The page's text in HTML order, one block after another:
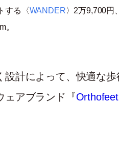
する〈WANDER〉2万9,700円
。
計によって、快適な歩
ェアブランド『